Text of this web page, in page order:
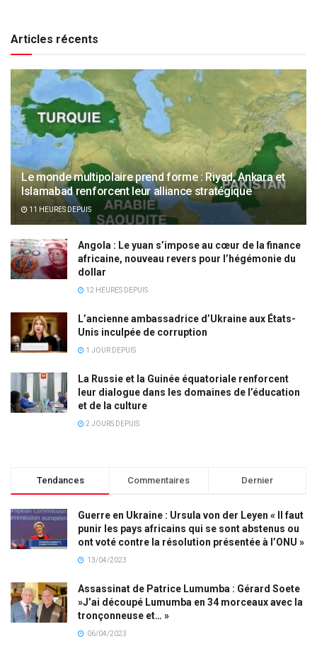
Articles récents
Le monde multipolaire prend forme : Riyad, Ankara et
Islamabad renforcent leur alliance stratégique
11 HEURES DEPUIS
Angola : Le yuan s’impose au cœur de la finance
africaine, nouveau revers pour l’hégémonie du
dollar
12 HEURES DEPUIS
L’ancienne ambassadrice d’Ukraine aux États-
Unis inculpée de corruption
1 JOUR DEPUIS
La Russie et la Guinée équatoriale renforcent
leur dialogue dans les domaines de l’éducation
et de la culture
2 JOURS DEPUIS
Tendances Commentaires Dernier
Guerre en Ukraine : Ursula von der Leyen « Il faut
punir les pays africains qui se sont abstenus ou
ont voté contre la résolution présentée à l’ONU »
13/04/2023
Assassinat de Patrice Lumumba : Gérard Soete
»J’ai découpé Lumumba en 34 morceaux avec la
tronçonneuse et… »
06/04/2023